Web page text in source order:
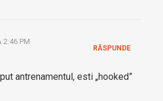
2:46 PM
antrenamentul, esti „hooked”
RĂSPUNDE